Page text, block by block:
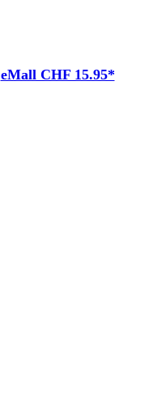
eMall CHF 15.95*